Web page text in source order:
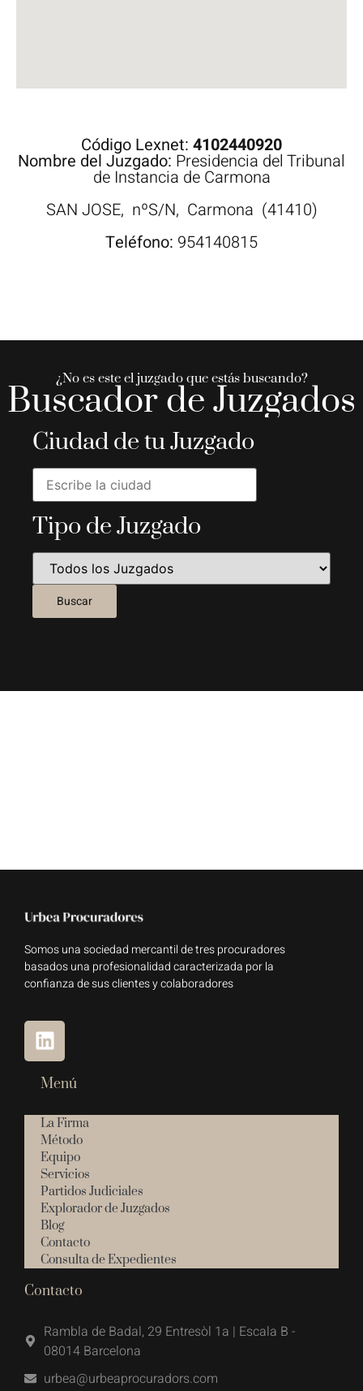
Código Lexnet: 4102440920
Nombre del Juzgado: Presidencia del Tribunal
de Instancia de Carmona
SAN JOSE, nºS/N, Carmona (41410)
Teléfono: 954140815
¿No es este el juzgado que estás buscando?
Buscador de Juzgados
Ciudad de tu Juzgado
Tipo de Juzgado
Somos una sociedad mercantil de tres procuradores
basados una profesionalidad caracterizada por la
confianza de sus clientes y colaboradores
Menú
La Firma
Método
Equipo
Servicios
Partidos Judiciales
Explorador de Juzgados
Blog
Contacto
Consulta de Expedientes
Contacto
Rambla de Badal, 29 Entresòl 1a | Escala B -
08014 Barcelona
urbea@urbeaprocuradors.com